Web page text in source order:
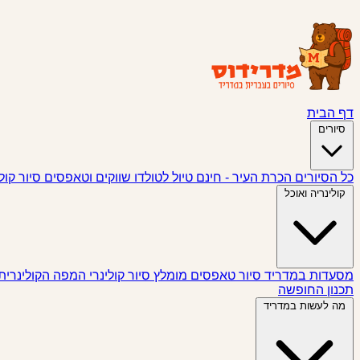
דף הבית
סיורים
כל הסיורים הכרת העיר - חינם טיול לטולדו שווקים וטאפסים סיור
קולינריה ואוכל
מסעדות במדריד סיור טאפסים מומלץ סיור קולינרי המפה
תכנון החופשה
מה לעשות במדריד